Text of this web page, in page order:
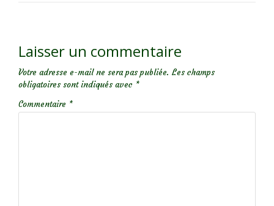
Laisser un commentaire
Votre adresse e-mail ne sera pas publiée. Les champs
obligatoires sont indiqués avec *
Commentaire *